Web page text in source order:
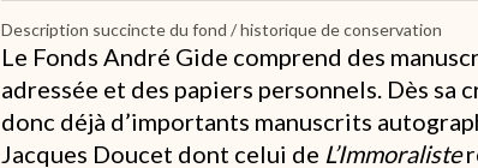
Description succincte du fond / historique de conservation
Le Fonds André Gide comprend des
adressée et des papiers personnels. Dès
donc déjà d’importants manuscrits
Jacques Doucet dont celui de L’Immoraliste